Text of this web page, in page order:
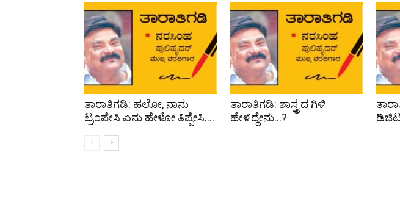
ತಾರಾತಿಗಡಿ: ಹಲೋ, ನಾನು
ಟ್ರಂಪೇಸಿ ಏನು ಹೇಳೋ ತಿಪ್ಪೇಸಿ….
ತಾರಾತಿಗಡಿ: ಶಾಸ್ತ್ರದ ಗಿಳಿ
ಹೇಳಿದ್ದೇನು…?